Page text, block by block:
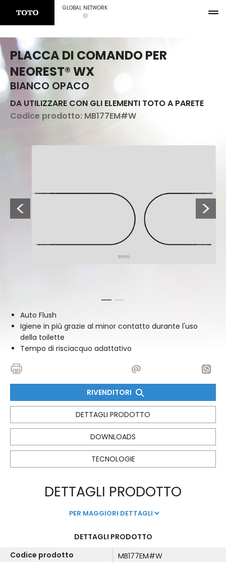
GLOBAL NETWORK
PLACCA DI COMANDO PER
NEOREST® WX
BIANCO OPACO
DA UTILIZZARE CON GLI ELEMENTI TOTO A PARETE
Codice prodotto: MB177EM#W
Previous Next
1
2
Auto Flush
Igiene in più grazie al minor contatto durante l'uso
della toilette
Tempo di risciacquo adattativo
RIVENDITORI
DETTAGLI PRODOTTO
DOWNLOADS
TECNOLOGIE
DETTAGLI PRODOTTO
PER MAGGIORI DETTAGLI
DETTAGLI PRODOTTO
Codice prodotto
MB177EM#W